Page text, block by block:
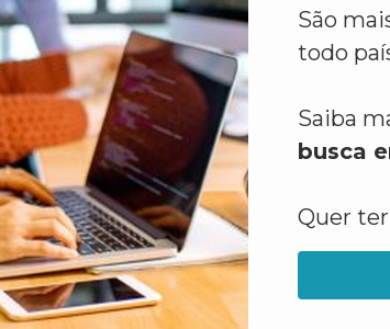
São
todo
Saiba
busca
Quer